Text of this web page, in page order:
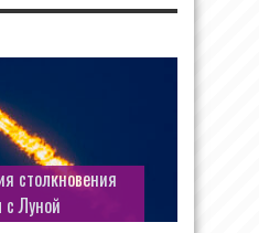
столкновения
с Луной